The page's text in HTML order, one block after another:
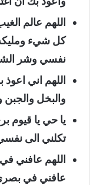
اللهم عالم
كل شيء ومليكه
نفسي وشر
اللهم اني
والبخل والجبن
يا حي يا قيوم
تكلني الى
اللهم عافني
عافني في بصري